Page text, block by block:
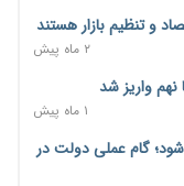
سفره مردم نرسید؟
درباره قیمت و
برخورد جدی با
و تنظیم بازار هستند
۲ ماه پیش
۱ ماه پیش
۱ تا ۴ سه برابر می‌شود؛ گام عملی دولت در